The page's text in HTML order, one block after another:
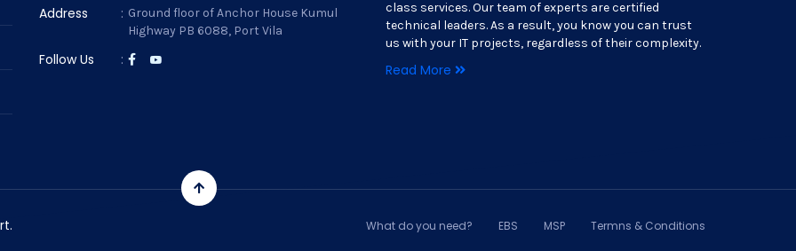
Address : Ground floor of Anchor House Kumul
Highway PB 6088, Port Vila
Follow Us :
class services. Our team of experts are certified
technical leaders. As a result, you know you can trust
us with your IT projects, regardless of their complexity.
Read More
What do you need? EBS MSP Termns & Conditions